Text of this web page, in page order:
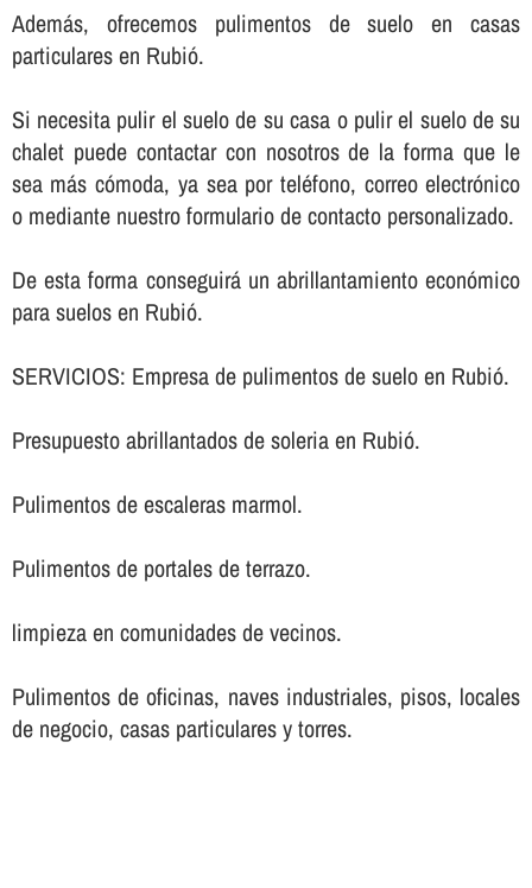
Además, ofrecemos pulimentos de suelo en casas
particulares en Rubió.
Si necesita pulir el suelo de su casa o pulir el suelo de su
chalet puede contactar con nosotros de la forma que le
sea más cómoda, ya sea por teléfono, correo electrónico
o mediante nuestro formulario de contacto personalizado.
De esta forma conseguirá un abrillantamiento económico
para suelos en Rubió.
SERVICIOS: Empresa de pulimentos de suelo en Rubió.
Presupuesto abrillantados de soleria en Rubió.
Pulimentos de escaleras marmol.
Pulimentos de portales de terrazo.
limpieza en comunidades de vecinos.
Pulimentos de oficinas, naves industriales, pisos, locales
de negocio, casas particulares y torres.